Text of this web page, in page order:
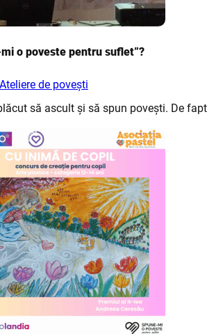
mi o poveste pentru suflet”?
Ateliere de povești
să ascult și să spun povești. De